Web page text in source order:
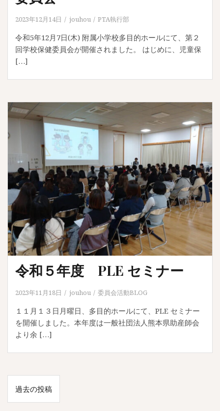
2023年12月14日 jouhou PTA執行部
令和5年12月7日(木) 附属小学校多目的ホールにて、第２
回学校保健委員会が開催されました。 はじめに、児童保
[…]
令和５年度 PLE セミナー
2023年11月18日 jouhou 委員会活動BLOG
１１月１３日月曜日、多目的ホールにて、PLE セミナー
を開催しました。本年度は一般社団法人熊本県助産師会
より余 […]
投
稿過去の投稿